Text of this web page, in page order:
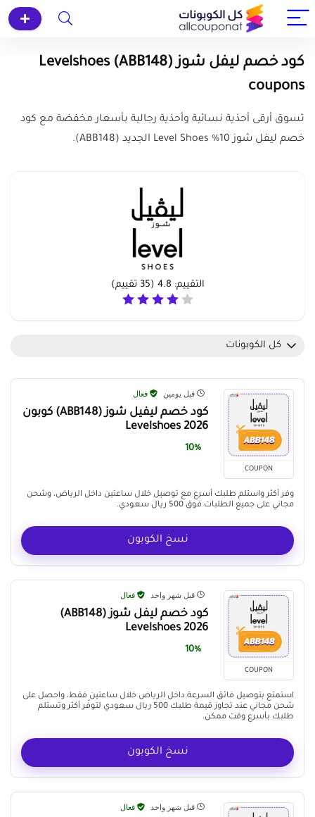
كود خصم ليفل شوز (ABB148) Levelshoes
coupons
تسوق أرقى أحذية نسائية وأحذية رجالية بأسعار مخفضة مع كود
خصم ليفل شوز 10% Level Shoes الجديد (ABB148).
التقييم: 4.8
(
35 تقييم)
كل الكوبونات
COUPON
قبل يومين فعال
كود خصم ليفيل شوز (ABB148) كوبون
Levelshoes 2026
10%
وفر أكثر واستلم طلبك أسرع مع توصيل خلال ساعتين داخل الرياض، وشحن
مجاني على جميع الطلبات فوق 500 ريال سعودي.
نسخ الكوبون
COUPON
قبل شهر واحد فعال
كود خصم ليفل شوز (ABB148)
Levelshoes 2026
10%
استمتع بتوصيل فائق السرعة داخل الرياض خلال ساعتين فقط، واحصل على
شحن مجاني عند تجاوز قيمة طلبك 500 ريال سعودي لتوفّر أكثر وتستلم
طلبك بأسرع وقت ممكن.
نسخ الكوبون
قبل شهر واحد فعال